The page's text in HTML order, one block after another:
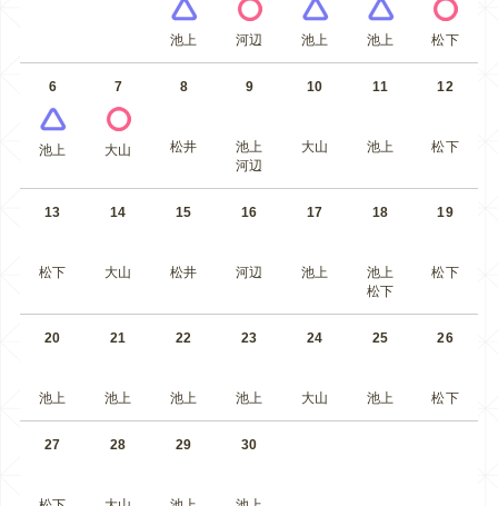
池上 河辺 池上 池上 松下
6
池上
7
大山
8
松井
9
池上
河辺
10
大山
11
池上
12
松下
13
松下
14
大山
15
松井
16
河辺
17
池上
18
池上
松下
19
松下
20
池上
21
池上
22
池上
23
池上
24
大山
25
池上
26
松下
27 28 29 30